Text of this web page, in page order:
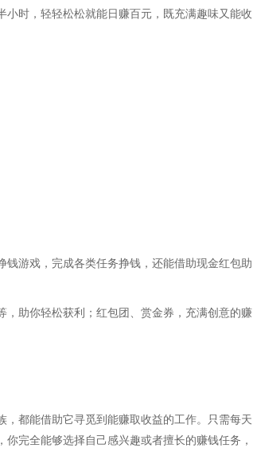
时，轻轻松松就能日赚百元，既充满趣味又能收
游戏，完成各类任务挣钱，还能借助现金红包助
助你轻松获利；红包团、赏金券，充满创意的赚
都能借助它寻觅到能赚取收益的工作。只需每天
完全能够选择自己感兴趣或者擅长的赚钱任务，